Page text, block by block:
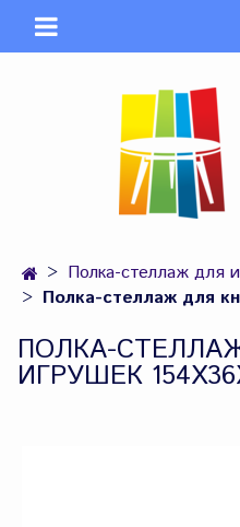
Полка-стеллаж для
Полка-стеллаж для
ПОЛКА-
ИГРУШЕК